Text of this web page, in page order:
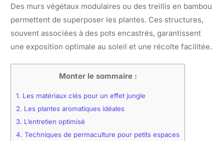
Des murs végétaux modulaires ou des treillis en bambou
permettent de superposer les plantes. Ces structures,
souvent associées à des pots encastrés, garantissent
une exposition optimale au soleil et une récolte facilitée.
Monter le sommaire :
1. Les matériaux clés pour un effet jungle
2. Les plantes aromatiques idéales
3. L’entretien optimisé
4. Techniques de permaculture pour petits espaces